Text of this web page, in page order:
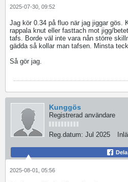
2025-07-30, 09:52
Jag kör 0.34 på fluo när jag jiggar gös.
rappala knut eller fasttach mot jigg/
tafs. Borde väl inte vara nån större
gädda så kollar man tafsen. Minsta
Så gör jag.
Kunggös
Registrerad användare
Reg.datum: Jul 2025
Dela
2025-08-01, 05:56